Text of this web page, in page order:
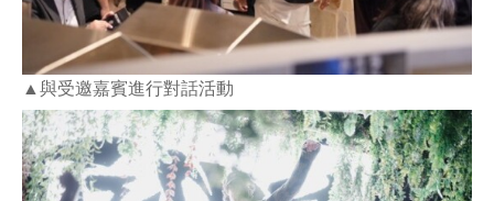
▲與受邀嘉賓進行對話活動